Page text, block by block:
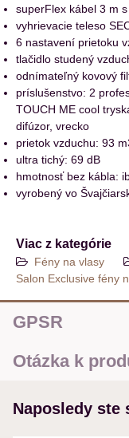
superFlex kábel 3 m
vyhrievacie teleso
6 nastavení prietoku
tlačidlo studený
odnímateľný kovový
príslušenstvo: 2
TOUCH ME cool
difúzor, vrecko
prietok vzduchu: 93
ultra tichý: 69 dB
hmotnosť bez kábla:
vyrobený vo
Viac z kategórie
Fény na vlasy
Salon Exclusive fény
GPSR
bezpečnosť dodržujte
Používajte zariadenie
popísané v návode na
Otázka k
MENO
Naposledy ste